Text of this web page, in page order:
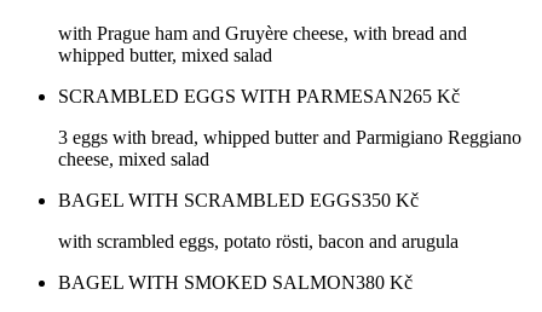
with Prague ham and Gruyère cheese, with bread and
whipped butter, mixed salad
SCRAMBLED EGGS WITH PARMESAN265 Kč
3 eggs with bread, whipped butter and Parmigiano Reggiano
cheese, mixed salad
BAGEL WITH SCRAMBLED EGGS350 Kč
with scrambled eggs, potato rösti, bacon and arugula
BAGEL WITH SMOKED SALMON380 Kč